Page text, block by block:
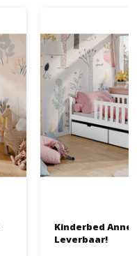
Kinderbed Anne
Leverbaar!